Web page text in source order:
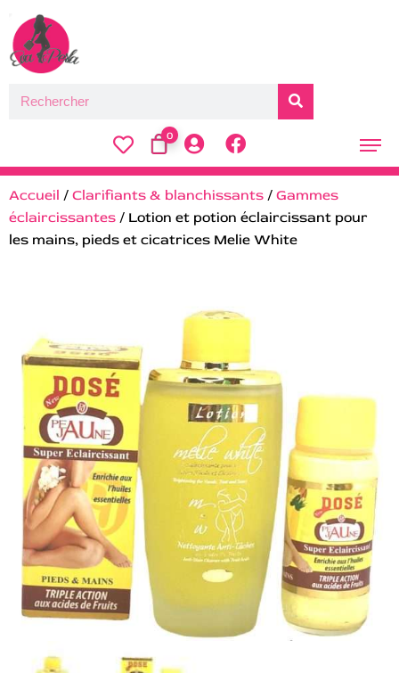
0
Accueil / Clarifiants & blanchissants / Gammes
éclaircissantes / Lotion et potion éclaircissant pour
les mains, pieds et cicatrices Melie White